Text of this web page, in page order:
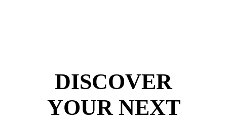
DISCOVER
YOUR NEXT